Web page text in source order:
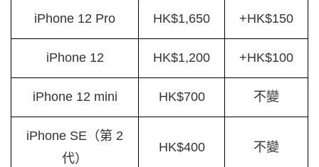
iPhone 12 Pro HK$1,650 +HK$150
iPhone 12 HK$1,200 +HK$100
iPhone 12 mini HK$700 不變
iPhone SE（第 2
代）
HK$400 不變